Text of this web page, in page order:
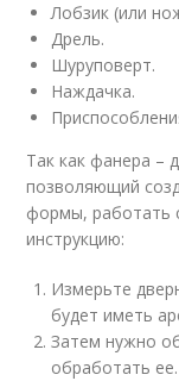
Лобзик (или
Дрель.
Шуруповерт.
Наждачка.
Так как фанера –
позволяющий
формы, работать
инструкцию:
Измерьте
будет иметь
Затем нужно
обработать ее.